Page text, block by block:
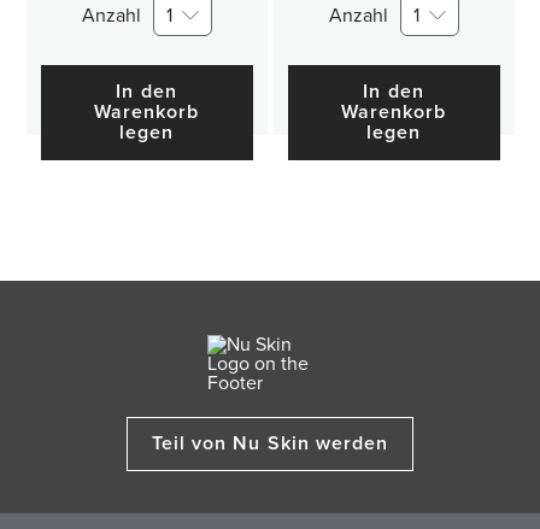
Anzahl 1
In den
Warenkorb
legen
Anzahl 1
In den
Warenkorb
legen
Teil von Nu Skin werden